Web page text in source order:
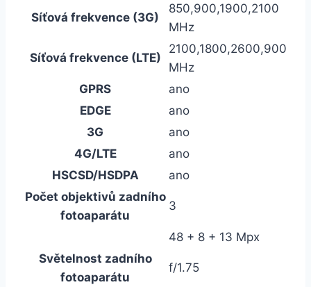
Síťová frekvence (3G)
850,900,1900,2100
MHz
Síťová frekvence (LTE)
2100,1800,2600,900
MHz
GPRS
ano
EDGE
ano
3G
ano
4G/LTE
ano
HSCSD/HSDPA
ano
Počet objektivů zadního
fotoaparátu
3
48 + 8 + 13 Mpx
Světelnost zadního
fotoaparátu
f/1.75